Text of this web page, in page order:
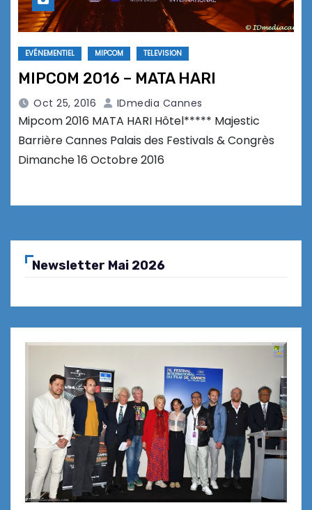
EVÉNEMENTIEL MIPCOM TELEVISION
MIPCOM 2016 – MATA HARI
Oct 25, 2016 IDmedia Cannes
Mipcom 2016 MATA HARI Hôtel***** Majestic
Barrière Cannes Palais des Festivals & Congrès
Dimanche 16 Octobre 2016
Newsletter Mai 2026